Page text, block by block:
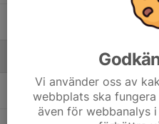
Vanessa Johansson
Linda ByströmLagledare
Vi använder oss av
webbplats ska
även för webbanalys